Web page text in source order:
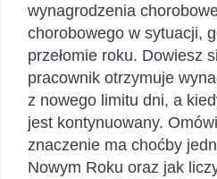
wynagrodzenia
chorobowego w sytuacji,
przełomie roku. Dowiesz
pracownik otrzymuje
z nowego limitu dni, a
jest kontynuowany.
znaczenie ma choćby
Nowym Roku oraz jak